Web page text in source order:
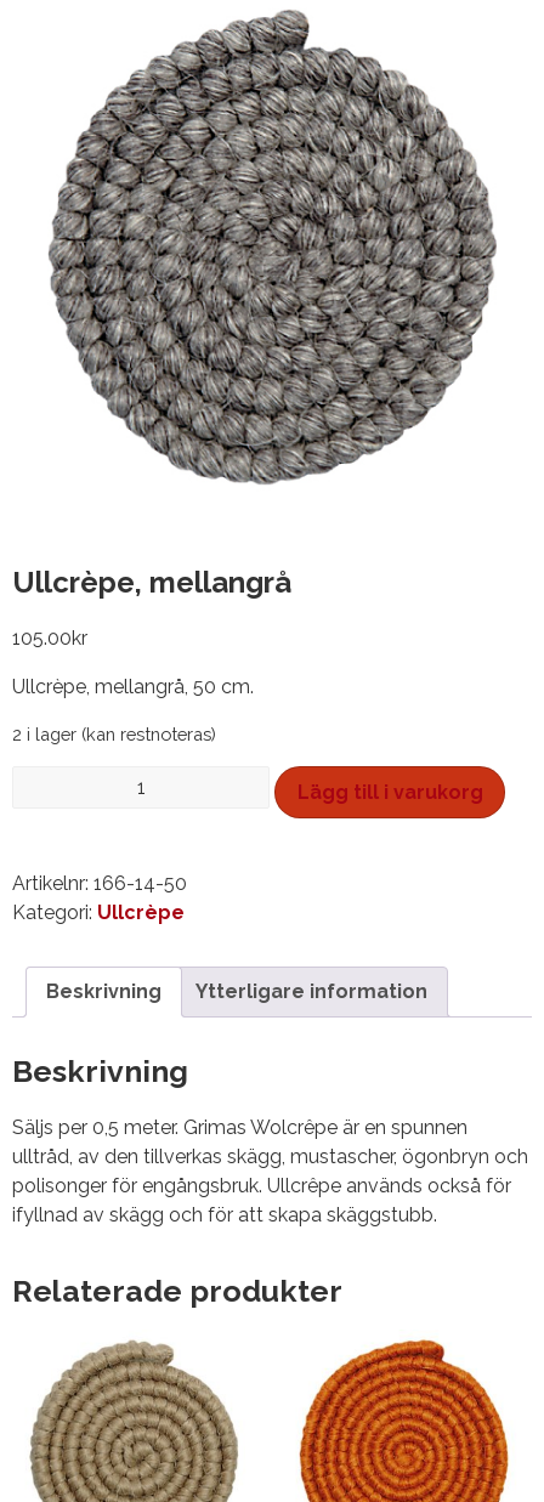
Ullcrèpe, mellangrå
105.00kr
Ullcrèpe, mellangrå, 50 cm.
2 i lager (kan restnoteras)
Lägg till i varukorg
Artikelnr: 166-14-50
Kategori: Ullcrèpe
Beskrivning Ytterligare information
Beskrivning
Säljs per 0,5 meter. Grimas Wolcrêpe är en spunnen
ulltråd, av den tillverkas skägg, mustascher, ögonbryn och
polisonger för engångsbruk. Ullcrêpe används också för
ifyllnad av skägg och för att skapa skäggstubb.
Relaterade produkter